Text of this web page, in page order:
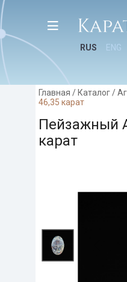
RUS ENG
Главная /Каталог/
46,35 карат
Пейзажный
карат